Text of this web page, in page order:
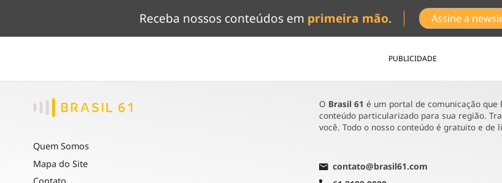
Receba nossos conteúdos em primeira mão. Assine a
PUBLICIDADE
Quem Somos
Mapa do Site
O Brasil 61 é um portal de comunicação
conteúdo particularizado para sua região.
você. Todo o nosso conteúdo é gratuito e de
contato@brasil61.com